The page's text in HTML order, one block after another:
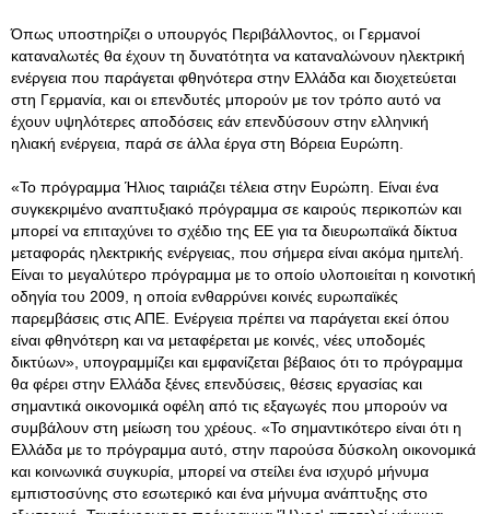
Όπως υποστηρίζει ο υπουργός Περιβάλλοντος, οι Γερμανοί
καταναλωτές θα έχουν τη δυνατότητα να καταναλώνουν ηλεκτρική
ενέργεια που παράγεται φθηνότερα στην Ελλάδα και διοχετεύεται
στη Γερμανία, και οι επενδυτές μπορούν με τον τρόπο αυτό να
έχουν υψηλότερες αποδόσεις εάν επενδύσουν στην ελληνική
ηλιακή ενέργεια, παρά σε άλλα έργα στη Βόρεια Ευρώπη.
«Το πρόγραμμα Ήλιος ταιριάζει τέλεια στην Ευρώπη. Είναι ένα
συγκεκριμένο αναπτυξιακό πρόγραμμα σε καιρούς περικοπών και
μπορεί να επιταχύνει το σχέδιο της ΕΕ για τα διευρωπαϊκά δίκτυα
μεταφοράς ηλεκτρικής ενέργειας, που σήμερα είναι ακόμα ημιτελή.
Είναι το μεγαλύτερο πρόγραμμα με το οποίο υλοποιείται η κοινοτική
οδηγία του 2009, η οποία ενθαρρύνει κοινές ευρωπαϊκές
παρεμβάσεις στις ΑΠΕ. Ενέργεια πρέπει να παράγεται εκεί όπου
είναι φθηνότερη και να μεταφέρεται με κοινές, νέες υποδομές
δικτύων», υπογραμμίζει και εμφανίζεται βέβαιος ότι το πρόγραμμα
θα φέρει στην Ελλάδα ξένες επενδύσεις, θέσεις εργασίας και
σημαντικά οικονομικά οφέλη από τις εξαγωγές που μπορούν να
συμβάλουν στη μείωση του χρέους. «Το σημαντικότερο είναι ότι η
Ελλάδα με το πρόγραμμα αυτό, στην παρούσα δύσκολη οικονομικά
και κοινωνικά συγκυρία, μπορεί να στείλει ένα ισχυρό μήνυμα
εμπιστοσύνης στο εσωτερικό και ένα μήνυμα ανάπτυξης στο